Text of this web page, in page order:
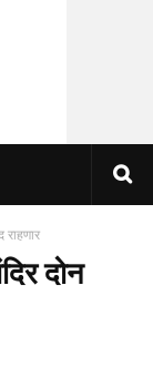
राहणार
दोन